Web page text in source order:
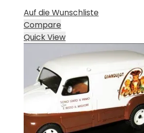
Auf die Wunschliste
Compare
Quick View